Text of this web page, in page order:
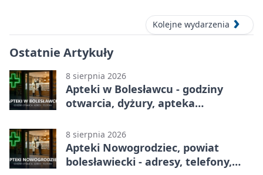
Kolejne wydarzenia
Ostatnie Artykuły
8 sierpnia 2026
Apteki w Bolesławcu - godziny
otwarcia, dyżury, apteka
8 sierpnia 2026
Apteki Nowogrodziec, powiat
bolesławiecki - adresy, telefony,